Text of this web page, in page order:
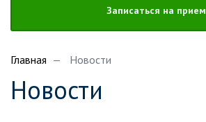
Записаться на прием
Главная Новости
Новости